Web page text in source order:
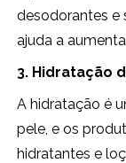
desodorantes e
ajuda a
3. Hidratação
A hidratação é
pele, e os
hidratantes e